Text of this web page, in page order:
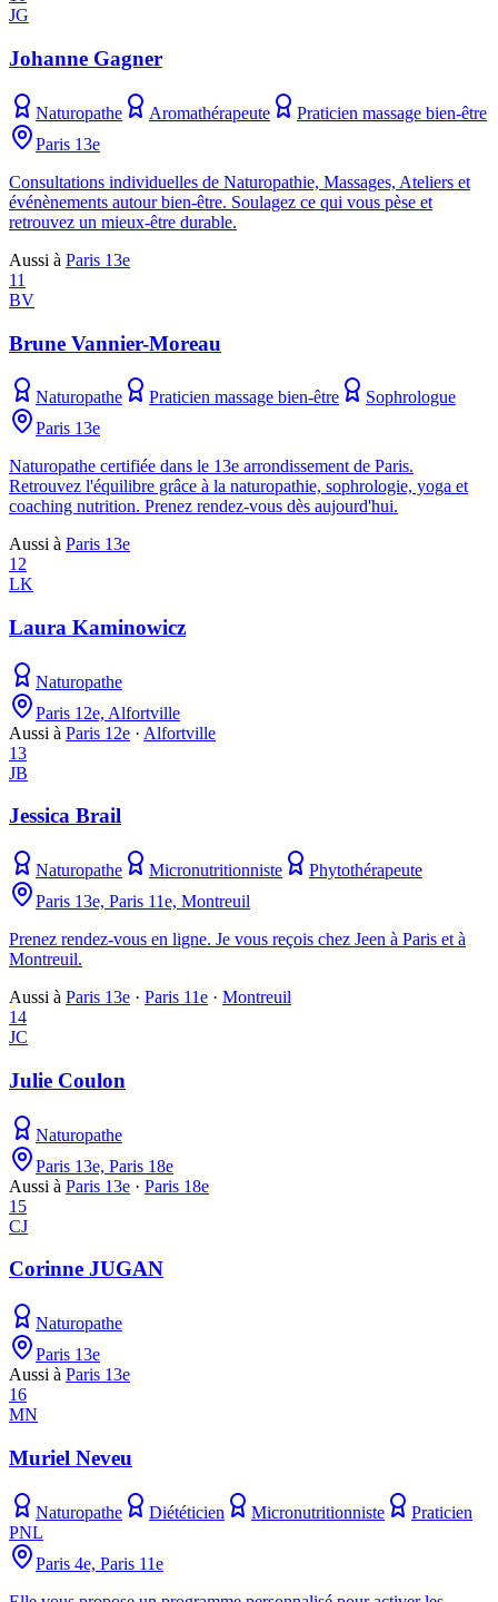
JG
Johanne Gagner
Naturopathe Aromathérapeute
Praticien massage bien-être
Paris 13e
Consultations individuelles de Naturopathie, Massages, Ateliers et
événènements autour bien-être. Soulagez ce qui vous pèse et
retrouvez un mieux-être durable.
Aussi à Paris 13e
11
BV
Brune Vannier-Moreau
Naturopathe Praticien massage bien-être
Sophrologue
Paris 13e
Naturopathe certifiée dans le 13e arrondissement de Paris.
Retrouvez l'équilibre grâce à la naturopathie, sophrologie, yoga et
coaching nutrition. Prenez rendez-vous dès aujourd'hui.
Aussi à Paris 13e
12
LK
Laura Kaminowicz
Naturopathe
Paris 12e, Alfortville
Aussi à Paris 12e · Alfortville
13
JB
Jessica Brail
Naturopathe Micronutritionniste
Phytothérapeute
Paris 13e, Paris 11e, Montreuil
Prenez rendez-vous en ligne. Je vous reçois chez Jeen à Paris et à
Montreuil.
Aussi à Paris 13e · Paris 11e · Montreuil
14
JC
Julie Coulon
Naturopathe
Paris 13e, Paris 18e
Aussi à Paris 13e · Paris 18e
15
CJ
Corinne JUGAN
Naturopathe
Paris 13e
Aussi à Paris 13e
16
MN
Muriel Neveu
Naturopathe Diététicien Micronutritionniste
Praticien
PNL
Paris 4e, Paris 11e